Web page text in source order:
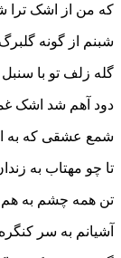
که من از اشک ترا
شبنم از گونه
گله زلف تو با
دود آهم شد اشک
شمع عشقی که به
تا چو مهتاب به
تن همه چشم به
آشیانم به سر